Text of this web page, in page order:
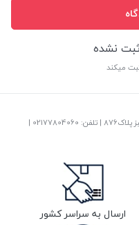
نشده
میکند
آدرس: تهران نارمک خیابان آیت بالاتر از چهارراه سرسبز پلاک876 | تلفن: ‎02177804060 |
ارسال به سراسر کشور